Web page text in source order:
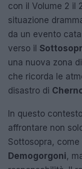
con il Volume 2 il
situazione
da un evento
verso il
una nuova zona
che ricorda le
disastro di
In questo
affrontare non
Sottosopra,
Demogorgoni,